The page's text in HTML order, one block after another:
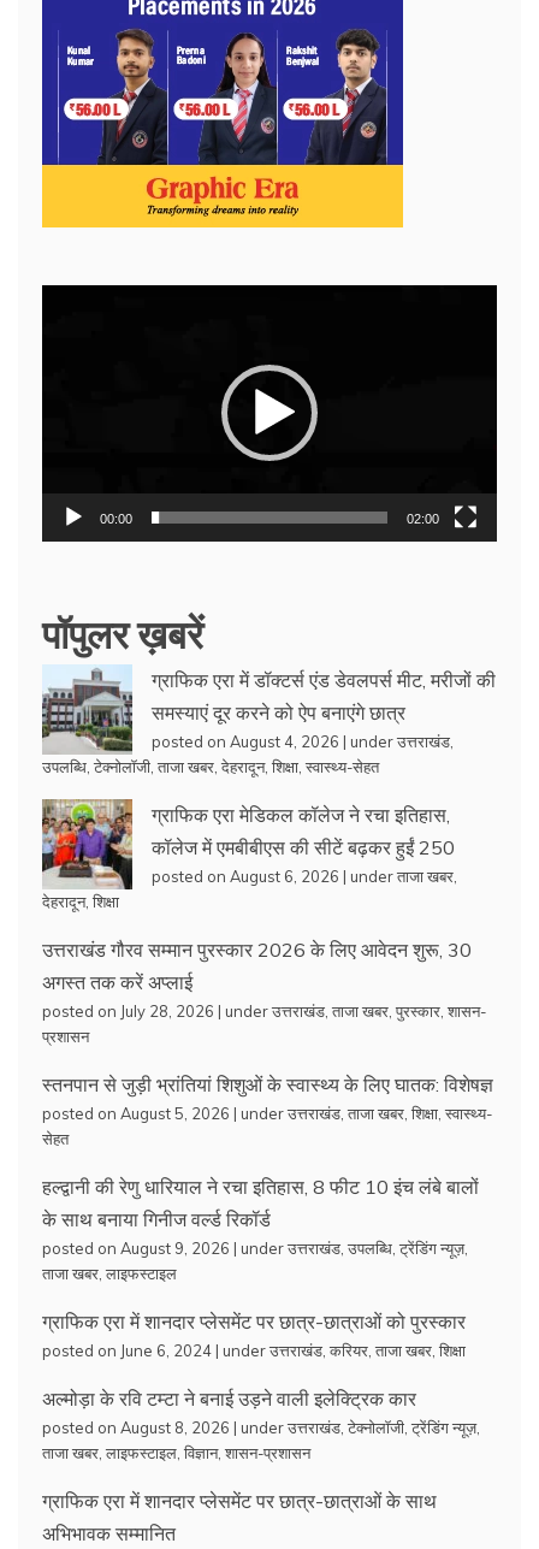
00:00 02:00
पॉपुलर ख़बरें
ग्राफिक एरा में डॉक्टर्स एंड डेवलपर्स मीट, मरीजों की
समस्याएं दूर करने को ऐप बनाएंगे छात्र
posted on August 4, 2026 | underउत्तराखंड
उपलब्धि टेक्नोलॉजी ताजा खबर देहरादून, शिक्षा स्वास्थ्य-सेहत
ग्राफिक एरा मेडिकल कॉलेज ने रचा इतिहास,
कॉलेज में एमबीबीएस की सीटें बढ़कर हुईं 250
posted on August 6, 2026 | underताजा खबर
देहरादून, शिक्षा
उत्तराखंड गौरव सम्मान पुरस्कार 2026 के लिए आवेदन शुरू, 30
अगस्त तक करें अप्लाई
posted on July 28, 2026 | underउत्तराखंड ताजा खबर पुरस्कार शासन-
प्रशासन
स्तनपान से जुड़ी भ्रांतियां शिशुओं के स्वास्थ्य के लिए घातक: विशेषज्ञ
posted on August 5, 2026 | underउत्तराखंड ताजा खबर शिक्षा स्वास्थ्य-
सेहत
हल्द्वानी की रेणु धारियाल ने रचा इतिहास, 8 फीट 10 इंच लंबे बालों
के साथ बनाया गिनीज वर्ल्ड रिकॉर्ड
posted on August 9, 2026 | underउत्तराखंड उपलब्धि ट्रेंडिंग न्यूज़,
ताजा खबर लाइफस्टाइल
ग्राफिक एरा में शानदार प्लेसमेंट पर छात्र-छात्राओं को पुरस्कार
posted on June 6, 2024 | underउत्तराखंड करियर ताजा खबर शिक्षा
अल्मोड़ा के रवि टम्टा ने बनाई उड़ने वाली इलेक्ट्रिक कार
posted on August 8, 2026 | underउत्तराखंड टेक्नोलॉजी ट्रेंडिंग न्यूज़,
ताजा खबर लाइफस्टाइल विज्ञान, शासन-प्रशासन
ग्राफिक एरा में शानदार प्लेसमेंट पर छात्र-छात्राओं के साथ
अभिभावक सम्मानित